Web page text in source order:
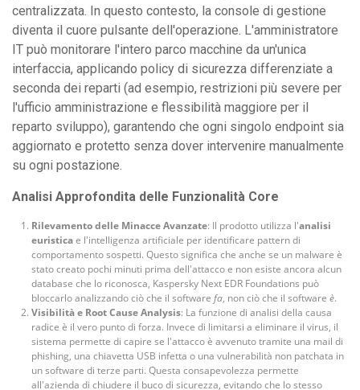
centralizzata. In questo contesto, la console di gestione
diventa il cuore pulsante dell'operazione. L'amministratore
IT può monitorare l'intero parco macchine da un'unica
interfaccia, applicando policy di sicurezza differenziate a
seconda dei reparti (ad esempio, restrizioni più severe per
l'ufficio amministrazione e flessibilità maggiore per il
reparto sviluppo), garantendo che ogni singolo endpoint sia
aggiornato e protetto senza dover intervenire manualmente
su ogni postazione.
Analisi Approfondita delle Funzionalità Core
Rilevamento delle Minacce Avanzate: Il prodotto utilizza l'analisi
euristicae l'intelligenza artificiale per identificare pattern di
comportamento sospetti. Questo significa che anche se un malware è
stato creato pochi minuti prima dell'attacco e non esiste ancora alcun
database che lo riconosca, Kaspersky Next EDR Foundations può
bloccarlo analizzando ciò che il software fa, non ciò che il software è.
Visibilità e Root Cause Analysis: La funzione di analisi della causa
radice è il vero punto di forza. Invece di limitarsi a eliminare il virus, il
sistema permette di capire se l'attacco è avvenuto tramite una mail di
phishing, una chiavetta USB infetta o una vulnerabilità non patchata in
un software di terze parti. Questa consapevolezza permette
all'azienda di chiudere il buco di sicurezza, evitando che lo stesso